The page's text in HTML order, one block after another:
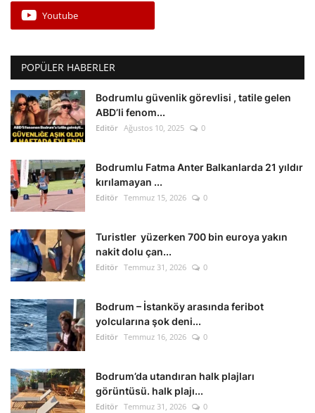
Bodrum Nöbetçi Eczaneler
Köşe Yazarları
Spor
Kültür Sanat Tarih
Sağlık
Ekonomi
Gündem
Dünya
Youtube
POPÜLER HABERLER
Bodrumlu güvenlik görevlisi , tatile gelen
ABD’li fenom...
Editör Ağustos 10, 2025 0
Bodrumlu Fatma Anter Balkanlarda 21 yıldır
kırılamayan ...
Editör Temmuz 15, 2026 0
Turistler yüzerken 700 bin euroya yakın
nakit dolu çan...
Editör Temmuz 31, 2026 0
Bodrum – İstanköy arasında feribot
yolcularına şok deni...
Editör Temmuz 16, 2026 0
Bodrum’da utandıran halk plajları
görüntüsü. halk plajı...
Editör Temmuz 31, 2026 0